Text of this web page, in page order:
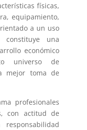
físicas,
equipamiento,
a un uso
una
económico
universo de
mejor toma de
profesionales
con actitud de